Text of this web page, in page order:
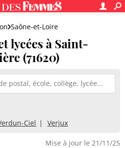
Saône-et-Loire
lycées à Saint-
(71620)
Ciel Verjux
Mise à jour le 21/11/25